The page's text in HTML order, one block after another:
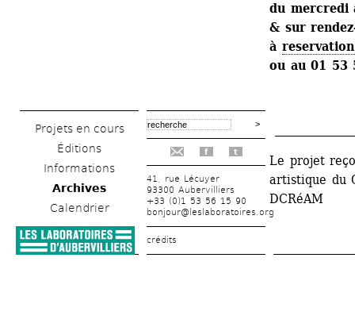
Projets en cours
Éditions
Informations
Archives
Calendrier
f t
41, rue Lécuyer
93300 Aubervilliers
+33 (0)1 53 56 15 90
bonjour@leslaboratoires.org
crédits
du mercredi
& sur
à
ou au 01 53
Le projet
artistique du
DCRéAM